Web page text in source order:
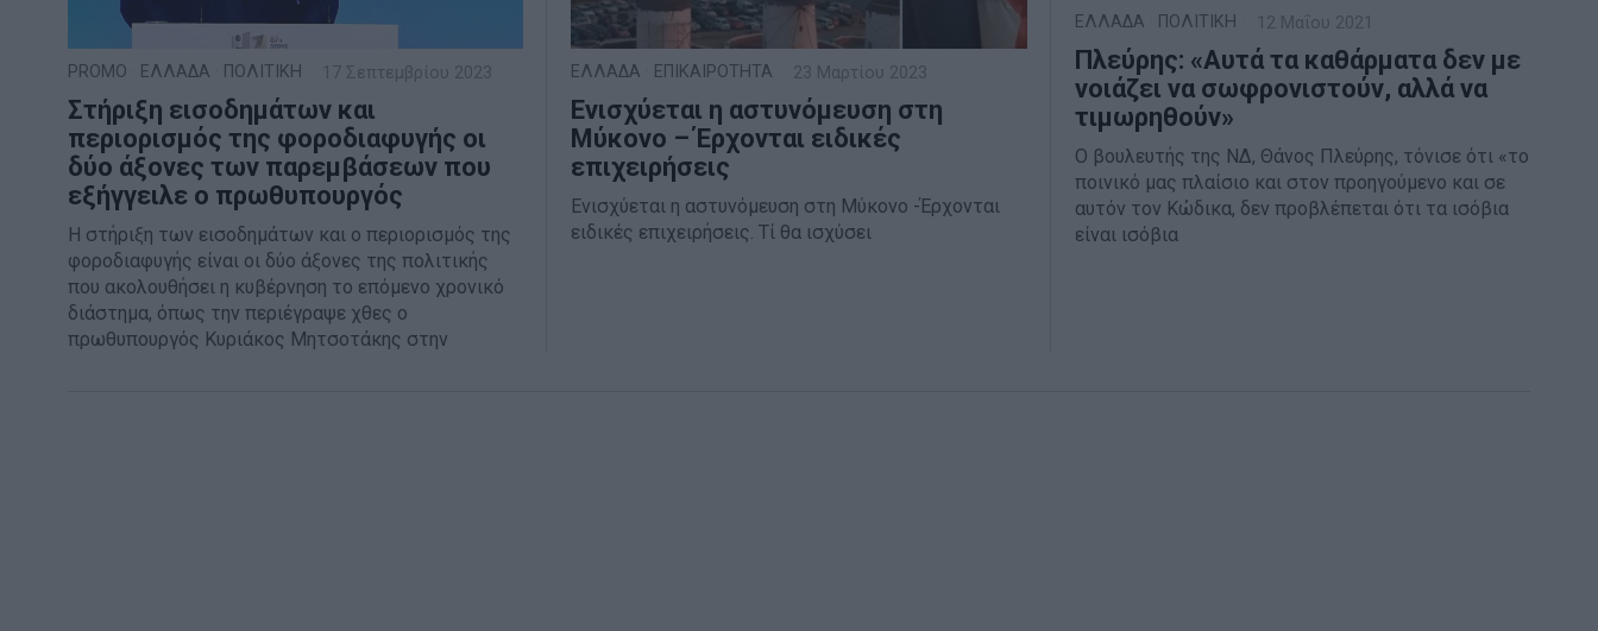
PROMO ΕΛΛΑΔΑ ΠΟΛΙΤΙΚΗ 17 Σεπτεμβρίου 2023
Στήριξη εισοδημάτων και
περιορισμός της φοροδιαφυγής οι
δύο άξονες των παρεμβάσεων που
εξήγγειλε ο πρωθυπουργός
Η στήριξη των εισοδημάτων και ο περιορισμός της
φοροδιαφυγής είναι οι δύο άξονες της πολιτικής
που ακολουθήσει η κυβέρνηση το επόμενο χρονικό
διάστημα, όπως την περιέγραψε χθες ο
πρωθυπουργός Κυριάκος Μητσοτάκης στην
ΕΛΛΑΔΑ ΕΠΙΚΑΙΡΟΤΗΤΑ 23 Μαρτίου 2023
Ενισχύεται η αστυνόμευση στη
Μύκονο – Έρχονται ειδικές
επιχειρήσεις
Ενισχύεται η αστυνόμευση στη Μύκονο -Έρχονται
ειδικές επιχειρήσεις. Tί θα ισχύσει
ΕΛΛΑΔΑ ΠΟΛΙΤΙΚΗ 12 Μαΐου 2021
Πλεύρης: «Αυτά τα καθάρματα δεν με
νοιάζει να σωφρονιστούν, αλλά να
τιμωρηθούν»
Ο βουλευτής της ΝΔ, Θάνος Πλεύρης, τόνισε ότι «το
ποινικό μας πλαίσιο και στον προηγούμενο και σε
αυτόν τον Κώδικα, δεν προβλέπεται ότι τα ισόβια
είναι ισόβια